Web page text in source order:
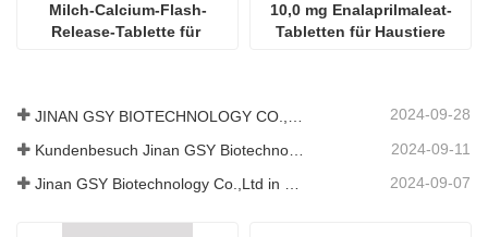
Milch-Calcium-Flash-
Release-Tablette für
10,0 mg Enalaprilmaleat-
Tabletten für Haustiere
2024-09-28
2024-09-11
Jinan GSY Biotechnology Co.,Ltd in Nanjing VIV Ausstellung 2024-09-07